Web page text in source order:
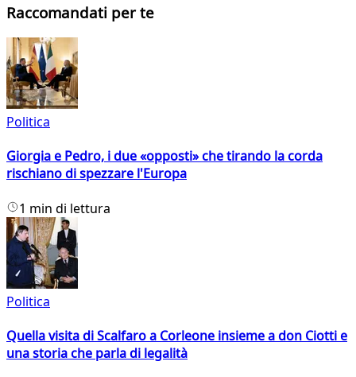
Raccomandati per te
Politica
Giorgia e Pedro, i due «opposti» che tirando la corda
rischiano di spezzare l'Europa
1 min di lettura
Politica
Quella visita di Scalfaro a Corleone insieme a don Ciotti e
una storia che parla di legalità